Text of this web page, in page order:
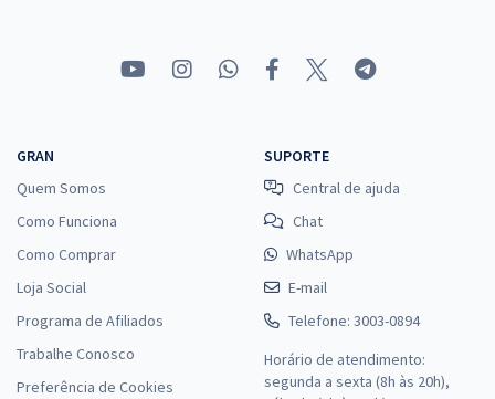
GRAN
Quem Somos
Como Funciona
Como Comprar
Loja Social
Programa de Afiliados
Trabalhe Conosco
Preferência de Cookies
SUPORTE
Central de ajuda
Chat
WhatsApp
E-mail
Telefone: 3003-0894
Horário de atendimento:
segunda a sexta (8h às 20h),